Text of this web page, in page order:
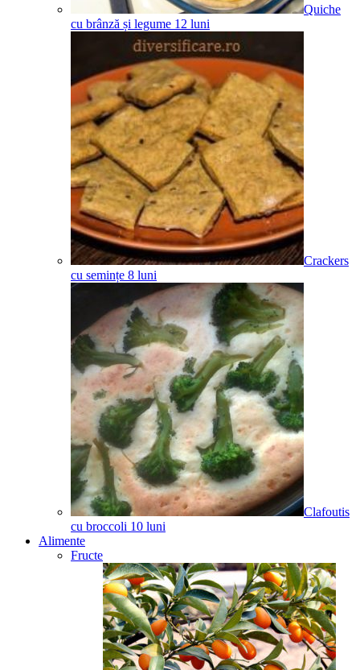
Quiche
cu brânză și legume 12 luni
Crackers
cu semințe 8 luni
Clafoutis
cu broccoli 10 luni
Alimente
Fructe